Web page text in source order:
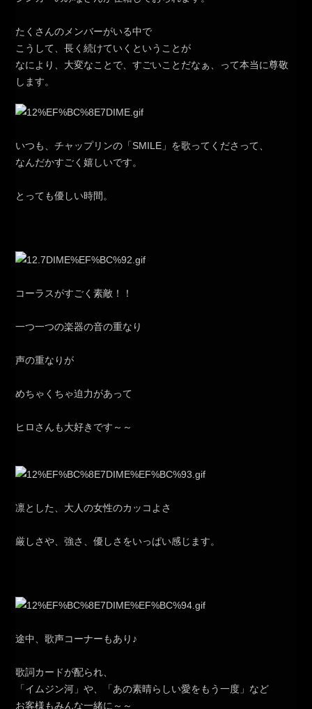
たくさんのメンバーがいる中で
こうして、長く続けていくということが
なにより、大変なことで、すごいことだなぁ、って本当に尊敬
します。
いつも、チャップリンの「SMILE」を歌ってくださって、
なんだかすごく嬉しいです。
とっても優しい時間。
コーラスがすごく素敵！！
一つ一つの楽器の音の重なり
声の重なりが
めちゃくちゃ迫力があって
ヒロさんも大好きです～～
凛とした、大人の女性のカッコよさ
厳しさや、強さ、優しさをいっぱい感じます。
途中、歌声コーナーもあり♪
歌詞カードが配られ、
「イムジン河」や、「あの素晴らしい愛をもう一度」など
お客様もみんな一緒に～～